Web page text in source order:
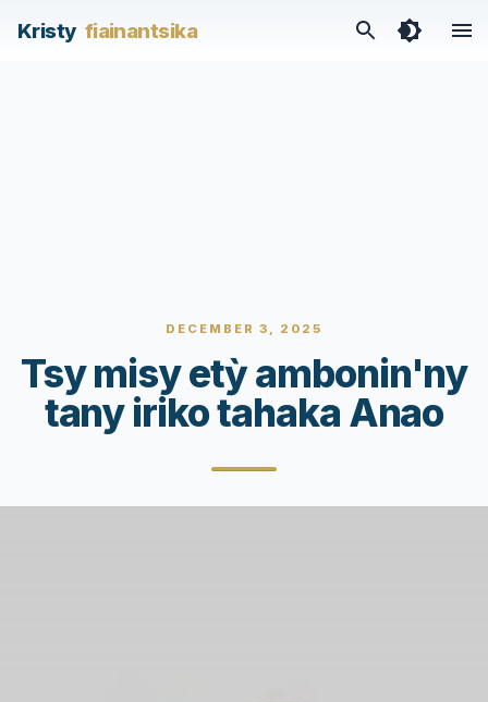
Kristy fiainantsika
DECEMBER 3, 2025
Tsy misy etỳ ambonin'ny
tany iriko tahaka Anao